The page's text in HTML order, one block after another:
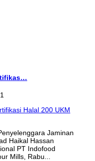
Jaminan
Haikal Hassan
PT Indofood
Mills, Rabu...